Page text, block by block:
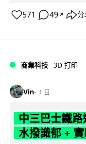
571 49 ↗ 分
商業科技 3D 打印
Vin 1 日
中三巴士鐵
水撥識郁 +